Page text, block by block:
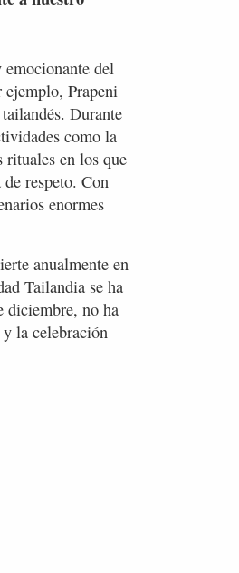
del
Prapeni
Durante
como la
en los que
respeto. Con
enormes
anualmente en
Tailandia se ha
diciembre, no ha
la celebración